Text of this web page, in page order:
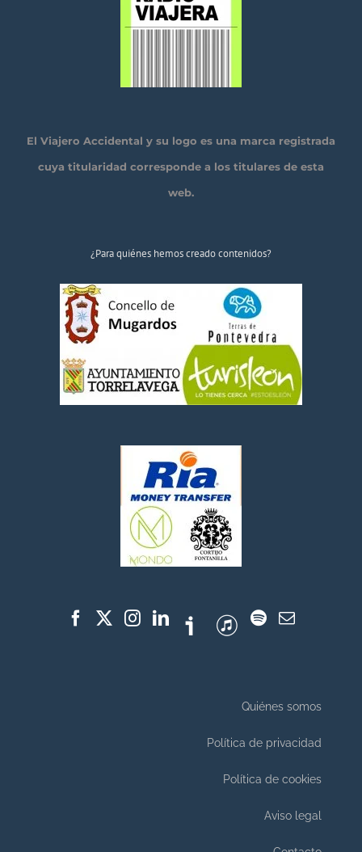
El Viajero Accidental y su logo es una marca registrada
cuya titularidad corresponde a los titulares de esta
web.
¿Para quiénes hemos creado contenidos?
Quiénes somos
Política de privacidad
Política de cookies
Aviso legal